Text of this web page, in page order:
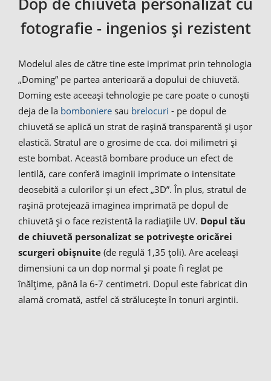
fotografie - ingenios și rezistent
Modelul ales de către tine este imprimat prin tehnologia
„Doming” pe partea anterioară a dopului de chiuvetă.
Doming este aceeași tehnologie pe care poate o cunoști
deja de la bomboniere sau brelocuri - pe dopul de
chiuvetă se aplică un strat de rașină transparentă și ușor
elastică. Stratul are o grosime de cca. doi milimetri și
este bombat. Această bombare produce un efect de
lentilă, care conferă imaginii imprimate o intensitate
deosebită a culorilor și un efect „3D”. În plus, stratul de
rașină protejează imaginea imprimată pe dopul de
chiuvetă și o face rezistentă la radiațiile UV. Dopul tău
de chiuvetă personalizat se potrivește oricărei
scurgeri obișnuite (de regulă 1,35 țoli). Are aceleași
dimensiuni ca un dop normal și poate fi reglat pe
înălțime, până la 6-7 centimetri. Dopul este fabricat din
alamă cromată, astfel că strălucește în tonuri argintii.